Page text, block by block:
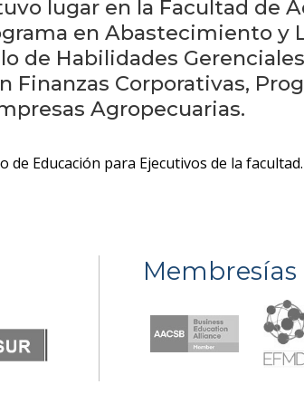
lugar en la Facultad
en Abastecimiento y
de Habilidades
Finanzas Corporativas,
Agropecuarias.
Educación para Ejecutivos de la facultad.
Membresías